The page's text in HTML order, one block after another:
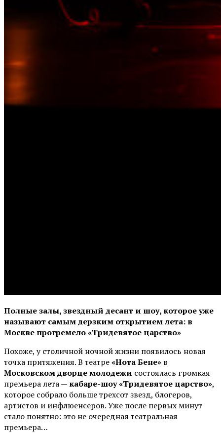
Полные залы, звездный десант и шоу, которое уже
называют самым дерзким открытием лета: в
Москве прогремело «Тридевятое царство»
Похоже, у столичной ночной жизни появилось новая
точка притяжения. В театре«Нота Бене» в
Московском дворце молодежи состоялась громкая
премьера лета — кабаре-шоу «Тридевятое царство»,
которое собрало больше трехсот звезд, блогеров,
артистов и инфлюенсеров. Уже после первых минут
стало понятно: это не очередная театральная
премьера…